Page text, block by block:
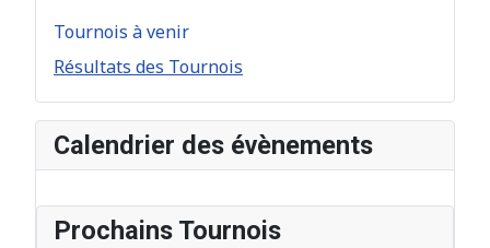
Tournois à venir
Résultats des Tournois
Calendrier des évènements
Prochains Tournois